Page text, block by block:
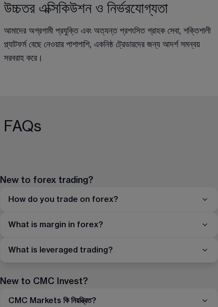
উচ্চতর এক্সিকিউশন ও নির্ভরযোগ্যতা
আমাদের অগ্রগামী প্রযুক্তি এবং অত্যন্ত প্রশংসিত গ্রাহক সেবা, শক্তিশালী
প্ল্যাটফর্ম বেছে নেওয়ার পাশাপাশি, একনিষ্ঠ ট্রেডারদের জন্য আদর্শ সমন্বয়
সরবরাহ করে।
FAQs
New to forex trading?
How do you trade on forex?
What is margin in forex?
What is leveraged trading?
New to CMC Invest?
CMC Markets কি নিয়ন্ত্রিত?